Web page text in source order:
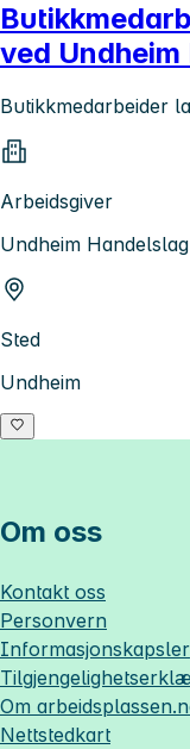
ved
Butikkmedarbeider
Arbeidsgiver
Undheim
Sted
Undheim
Om oss
Kontakt oss
Personvern
Informasjonskapsler
Om
Nettstedkart